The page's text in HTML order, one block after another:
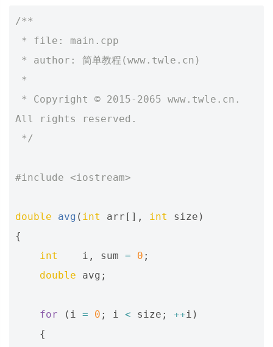
/**
* file: main.cpp
* author: 简单教程(www.twle.cn)
*
All rights reserved.
*/
#include <iostream>
double avg ( int arr [], int size )
{
int
i , sum = 0 ;
double
avg ;
for ( i = 0 ; i < size ; ++i )
{